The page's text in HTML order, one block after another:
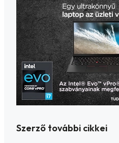
Szerző további cikkei